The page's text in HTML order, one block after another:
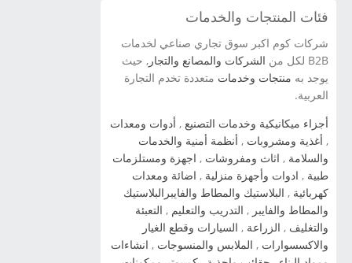
شاهد صور السيارة » صور سيارة كيا اوبتيما Kia
Optima 2014 شاهد صور السيارة » سيارة كيا
سورينتو Kia Sorento 2014 شاهد صور السيارة »
cerato شاهد صور السيارة » صور سياراة سبورتاج
2014 شاهد صور السيارة » صور سيارات كيا اوبتيما
2014 شاهد صور السيارة » صور سيارات كيا سول
2014 شاهد صور السيارة » صور سيارات كيا بيكانتو
2014 شاهد صور السيارة » صور سيارات كيا
سيراتو 2014 شاهد صور السيارة » صورة سيارة
كيا ريو 2014 شاهد صور السيارة » صور سيارة كيا
فئات المنتجات والخدمات
شركات كوم اكبر سوق تجاري صناعي لخدمات
B2B لكل من
الشركات والمصانع والتجار , حيث
يوجد به منتجات وخدمات متعددة تخدم التجارة
العربية.
أجزاء ميكانيكية وخدمات التصنيع , أدوات ومعدات
, أغذية ومشروبات , أنظمة أمنية والخدمات
والسلامة , اثاث ومفروشات , اجهزة ومستلزمات
طبية , ادوات وأجهزة منزلية , اضائة ومعدات
كهربائية , البلاستيك والمطاط والفايبرالبلاستيك
والمطاط والفايبر , التدريب والتعليم , التعبئة
والتغليف , الزراعة , السيارات وقطع الغيار
والاكسسوارات , الملابس والمنسوجات , انشاءات